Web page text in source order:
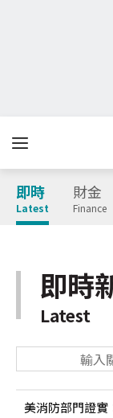
即時
Latest
財金
Finance
即時
Latest
美消防部門證實